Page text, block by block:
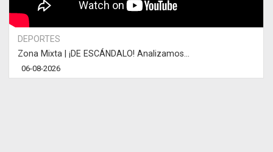
DEPORTES
Zona Mixta | ¡DE ESCÁNDALO! Analizamos...
06-08-2026